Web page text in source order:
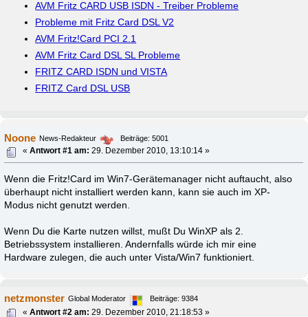
AVM Fritz CARD USB ISDN - Treiber Probleme
Probleme mit Fritz Card DSL V2
AVM Fritz!Card PCI 2.1
AVM Fritz Card DSL SL Probleme
FRITZ CARD ISDN und VISTA
FRITZ Card DSL USB
Noone News-Redakteur
Beiträge: 5001
«Antwort #1 am: 29. Dezember 2010, 13:10:14 »
Wenn die Fritz!Card im Win7-Gerätemanager nicht auftaucht, also
überhaupt nicht installiert werden kann, kann sie auch im XP-
Modus nicht genutzt werden.
Wenn Du die Karte nutzen willst, mußt Du WinXP als 2.
Betriebssystem installieren. Andernfalls würde ich mir eine
Hardware zulegen, die auch unter Vista/Win7 funktioniert.
netzmonster Global Moderator
Beiträge: 9384
«Antwort #2 am: 29. Dezember 2010, 21:18:53 »